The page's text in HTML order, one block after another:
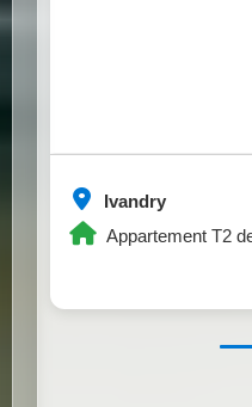
Ivandry
Appartement T2